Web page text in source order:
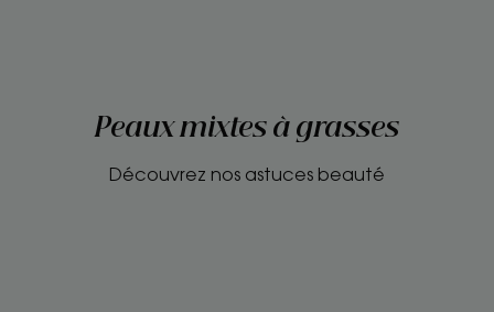
Peaux mixtes à grasses
Découvrez nos astuces beauté